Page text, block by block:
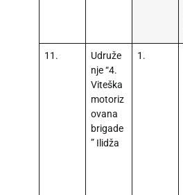
11.
Udruže
nje “4.
Viteška
motoriz
ovana
brigade
” Ilidža
1.